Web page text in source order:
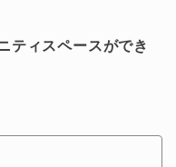
ティスペースができ